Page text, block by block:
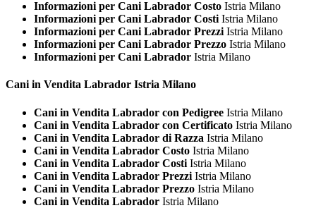
Informazioni per Cani Labrador Costo Istria Milano
Informazioni per Cani Labrador Costi Istria Milano
Informazioni per Cani Labrador Prezzi Istria Milano
Informazioni per Cani Labrador Prezzo Istria Milano
Informazioni per Cani Labrador Istria Milano
Cani in Vendita Labrador Istria Milano
Cani in Vendita Labrador con Pedigree Istria Milano
Cani in Vendita Labrador con Certificato Istria Milano
Cani in Vendita Labrador di Razza Istria Milano
Cani in Vendita Labrador Costo Istria Milano
Cani in Vendita Labrador Costi Istria Milano
Cani in Vendita Labrador Prezzi Istria Milano
Cani in Vendita Labrador Prezzo Istria Milano
Cani in Vendita Labrador Istria Milano